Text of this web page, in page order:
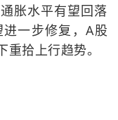
胀水平有望回落
一步修复，A股
拾上行趋势。